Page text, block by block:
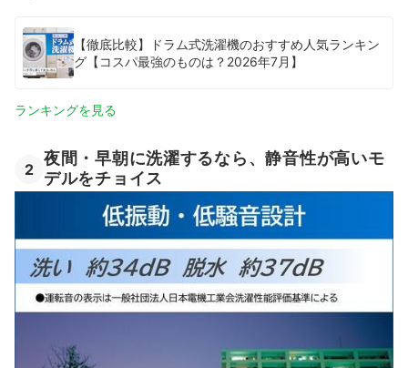
【徹底比較】ドラム式洗濯機のおすすめ人気ランキン
グ【コスパ最強のものは？2026年7月】
ランキングを見る
2
夜間・早朝に洗濯するなら、静音性が高いモ
デルをチョイス